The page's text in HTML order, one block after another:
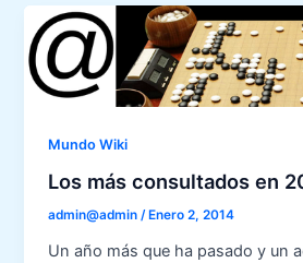
Mundo Wiki
Los más consultados en
admin@admin/ Enero 2, 2014
Un año más que ha pasado y un